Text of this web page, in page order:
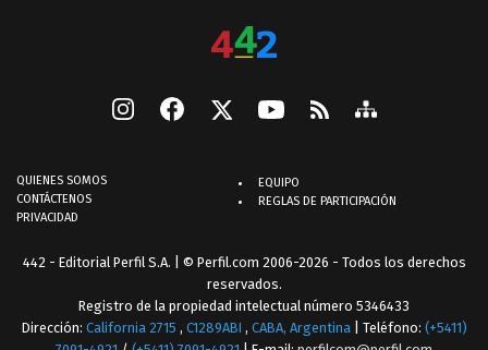
QUIENES SOMOS
CONTÁCTENOS
PRIVACIDAD
EQUIPO
REGLAS DE PARTICIPACIÓN
442 - Editorial Perfil S.A. | © Perfil.com 2006-2026 - Todos los derechos
reservados.
Registro de la propiedad intelectual número 5346433
Dirección: California 2715 , C1289ABI , CABA, Argentina | Teléfono: (+5411)